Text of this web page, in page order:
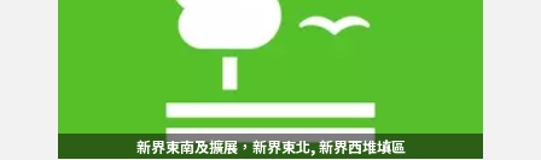
新界東南及擴展，新界東北, 新界西堆填區